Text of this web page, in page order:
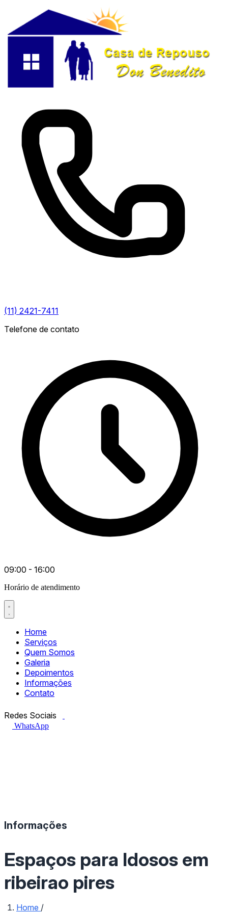
(11) 2421-7411
Telefone de contato
09:00 - 16:00
Horário de atendimento
Home
Serviços
Quem Somos
Galeria
Depoimentos
Informações
Contato
Redes Sociais
WhatsApp
Informações
Espaços para Idosos em
ribeirao pires
Home /